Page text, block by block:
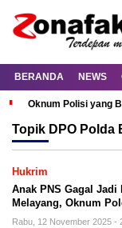
BERANDA NEWS
Oknum Polisi yang
Topik DPO Polda
Hukrim
Anak PNS Gagal
Melayang, Oknum
Rabu, 12 November 2025 -